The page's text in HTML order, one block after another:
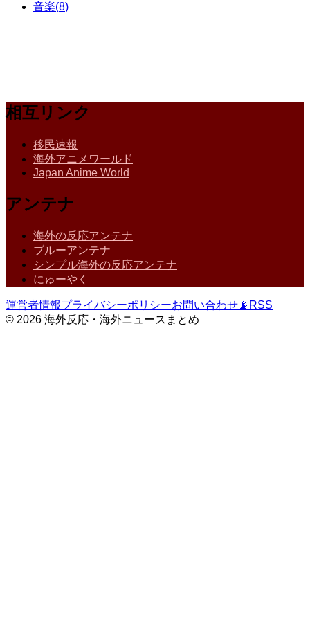
音楽(8)
相互リンク
移民速報
海外アニメワールド
Japan Anime World
アンテナ
海外の反応アンテナ
ブルーアンテナ
シンプル海外の反応アンテナ
にゅーやく
運営者情報プライバシーポリシーお問い合わせ 📡 RSS
© 2026 海外反応・海外ニュースまとめ